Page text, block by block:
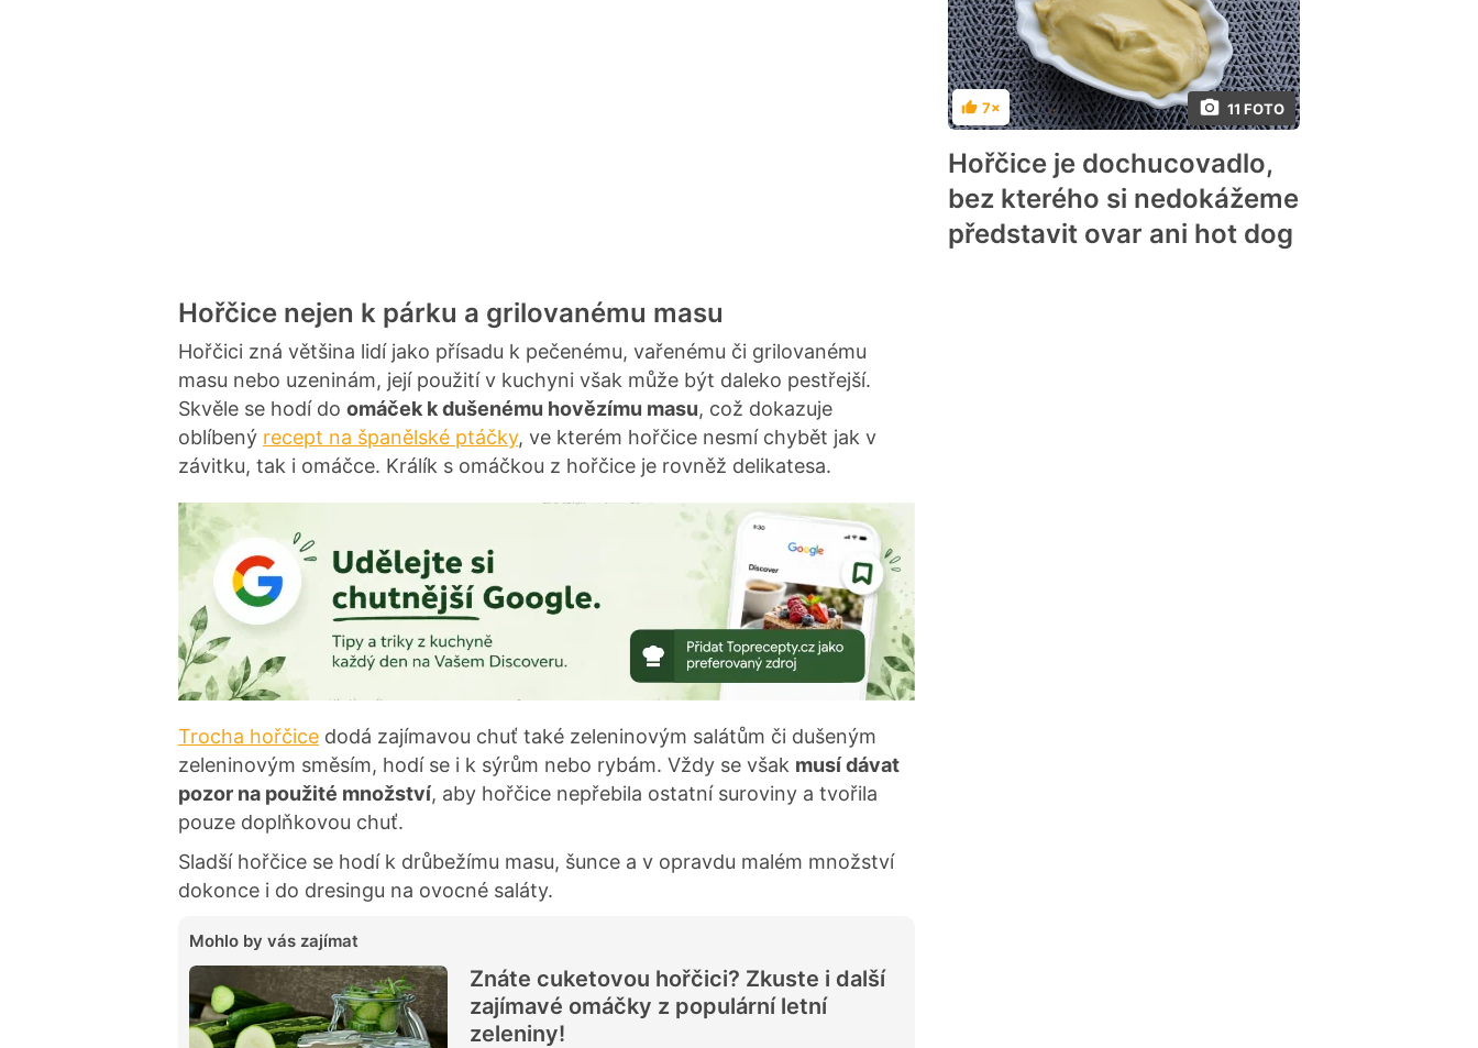
Hořčice nejen k párku a grilovanému masu
Hořčici zná většina lidí jako přísadu k pečenému, vařenému či grilovanému
masu nebo uzeninám, její použití v kuchyni však může být daleko pestřejší.
Skvěle se hodí do omáček k dušenému hovězímu masu, což dokazuje
oblíbený recept na španělské ptáčky, ve kterém hořčice nesmí chybět jak v
závitku, tak i omáčce. Králík s omáčkou z hořčice je rovněž delikatesa.
Trocha hořčice dodá zajímavou chuť také zeleninovým salátům či dušeným
zeleninovým směsím, hodí se i k sýrům nebo rybám. Vždy se však musí dávat
pozor na použité množství, aby hořčice nepřebila ostatní suroviny a tvořila
pouze doplňkovou chuť.
Sladší hořčice se hodí k drůbežímu masu, šunce a v opravdu malém množství
dokonce i do dresingu na ovocné saláty.
Mohlo by vás zajímat
Znáte cuketovou hořčici? Zkuste i další
zajímavé omáčky z populární letní
zeleniny!
11 FOTO
Hodnocení
7×
Hořčice je dochucovadlo,
bez kterého si nedokážeme
představit ovar ani hot dog